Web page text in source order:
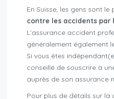
En Suisse, les gens sont le
contre les accidents par
L’assurance accident
généralement également
Si vous êtes
conseillé de souscrire à
auprès de son assurance
Pour plus de détails sur la